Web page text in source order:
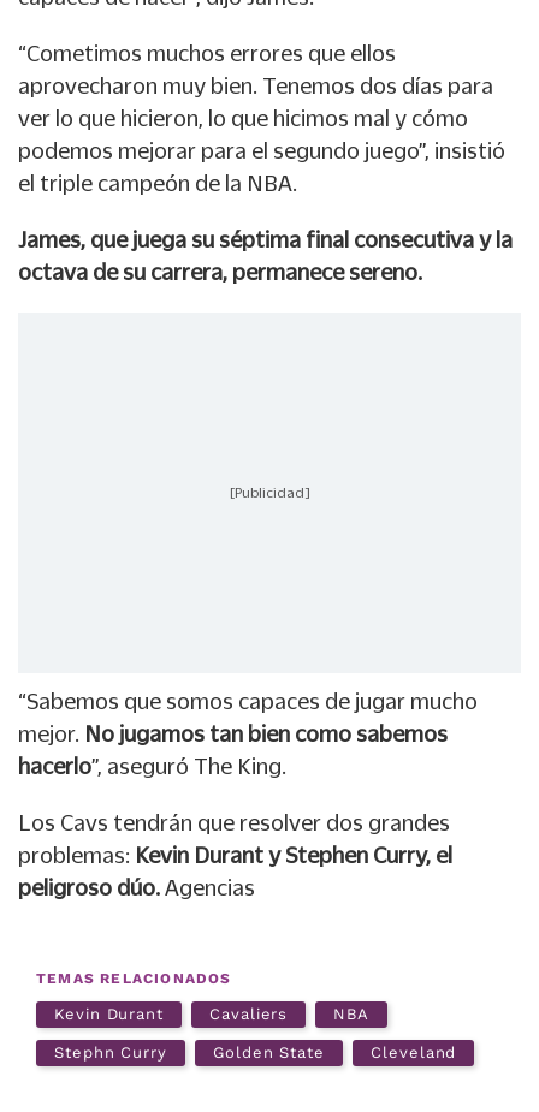
“Cometimos muchos errores que ellos
aprovecharon muy bien. Tenemos dos días para
ver lo que hicieron, lo que hicimos mal y cómo
podemos mejorar para el segundo juego”, insistió
el triple campeón de la NBA.
James, que juega su séptima final consecutiva y la
octava de su carrera, permanece sereno.
[Publicidad]
“Sabemos que somos capaces de jugar mucho
mejor. No jugamos tan bien como sabemos
hacerlo”, aseguró The King.
Los Cavs tendrán que resolver dos grandes
problemas: Kevin Durant y Stephen Curry, el
peligroso dúo. Agencias
TEMAS RELACIONADOS
Kevin Durant Cavaliers NBA
Stephn Curry Golden State Cleveland